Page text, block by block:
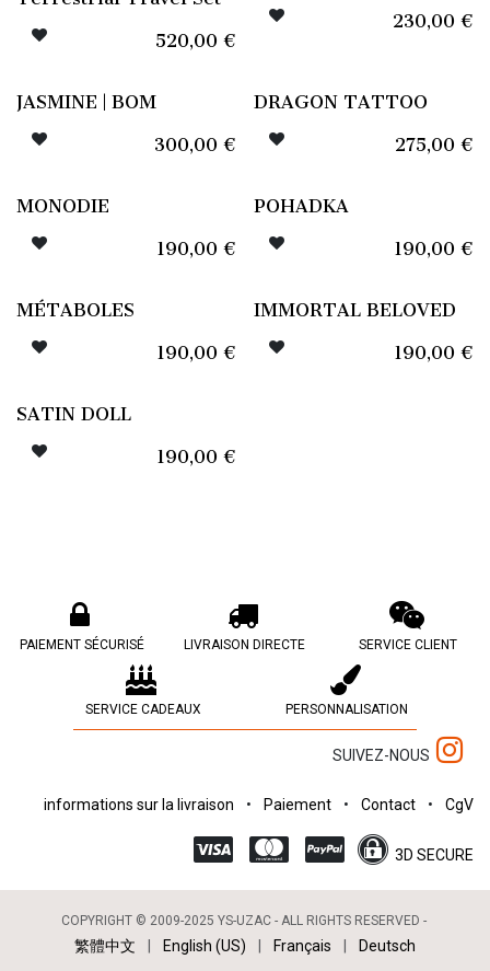
520,00 €
230,00 €
JASMINE | BOM
300,00 €
DRAGON TATTOO
275,00 €
MONODIE
190,00 €
POHADKA
190,00 €
MÉTABOLES
190,00 €
IMMORTAL BELOVED
190,00 €
SATIN DOLL
190,00 €
PAIEMENT SÉCURISÉ LIVRAISON DIRECTE SERVICE CLIENT
SERVICE CADEAUX PERSONNALISATION
SUIVEZ-NOUS
informations sur la livraison • Paiement • Contact • CgV
3D SECURE
COPYRIGHT © 2009-2025 YS-UZAC - ALL RIGHTS RESERVED -
繁體中文 English (US) Français Deutsch